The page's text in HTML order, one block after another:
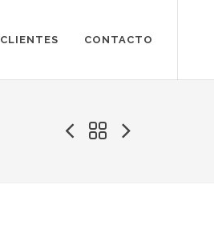
CLIENTES CONTACTO